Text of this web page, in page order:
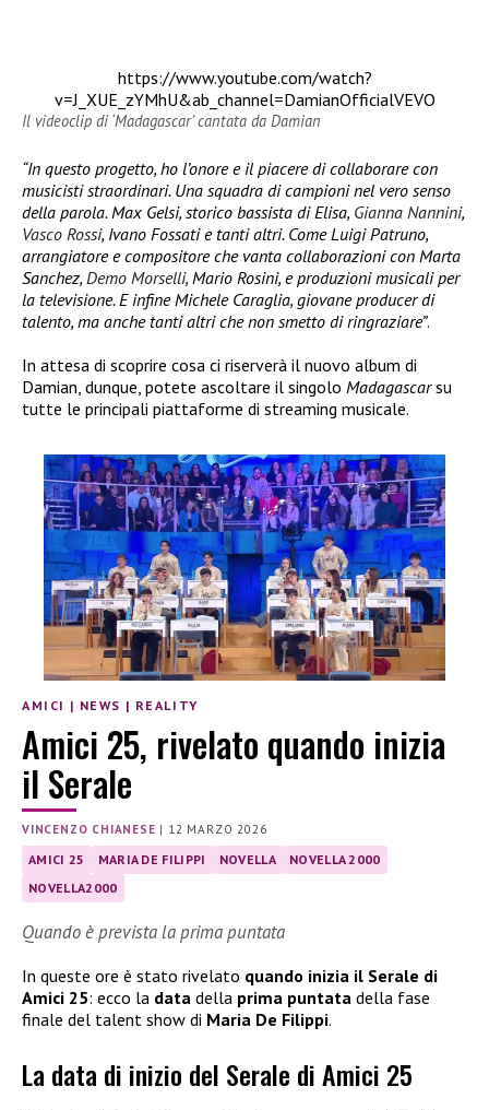
https://www.youtube.com/watch?
v=J_XUE_zYMhU&ab_channel=DamianOfficialVEVO
Il videoclip di ‘Madagascar’ cantata da Damian
“In questo progetto, ho l’onore e il piacere di collaborare con
musicisti straordinari. Una squadra di campioni nel vero senso
della parola. Max Gelsi, storico bassista di Elisa, Gianna Nannini,
Vasco Rossi, Ivano Fossati e tanti altri. Come Luigi Patruno,
arrangiatore e compositore che vanta collaborazioni con Marta
Sanchez, Demo Morselli, Mario Rosini, e produzioni musicali per
la televisione. E infine Michele Caraglia, giovane producer di
talento, ma anche tanti altri che non smetto di ringraziare”.
In attesa di scoprire cosa ci riserverà il nuovo album di
Damian, dunque, potete ascoltare il singolo Madagascarsu
tutte le principali piattaforme di streaming musicale.
AMICI | NEWS | REALITY
Amici 25, rivelato quando inizia
il Serale
VINCENZO CHIANESE | 12 MARZO 2026
AMICI 25 MARIA DE FILIPPI NOVELLA
NOVELLA 2000
NOVELLA2000
Quando è prevista la prima puntata
In queste ore è stato rivelato quando inizia il Serale di
Amici 25: ecco la data della prima puntata della fase
finale del talent show di Maria De Filippi.
La data di inizio del Serale di Amici 25